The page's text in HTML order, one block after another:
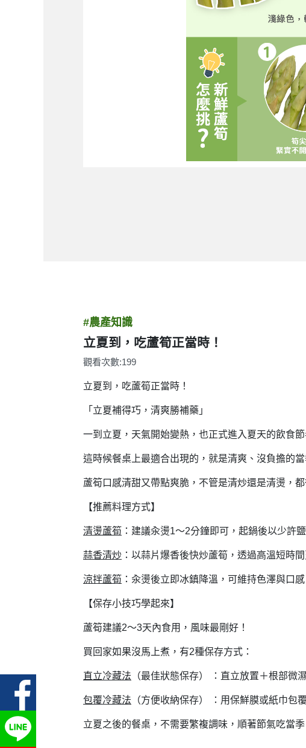
#農產知識
立夏到，吃蘆筍正當時！
觀看次數:199
立夏到，吃蘆筍正當時！
「立夏補得巧，清爽勝補藥」
一到立夏，天氣開始變熱，也正式進入夏天的飲食節
這時候餐桌上最適合出現的，就是清爽、沒負擔的
蘆筍口感清甜又帶點爽脆，不管是清炒還是清燙，
【推薦料理方式】
清燙蘆筍 ：建議汆燙1～2分鐘即可，起鍋後以少許
蒜香清炒 ：以蒜片爆香後快炒蘆筍，透過高溫短時
涼拌蘆筍 ：汆燙後立即冰鎮降溫，可維持色澤與口
【保存小技巧學起來】
蘆筍建議2～3天內食用，風味最剛好！
買回家如果沒馬上煮，有2種保存方式：
直立冷藏法 （最佳狀態保存） ：直立放置＋根部微
包覆冷藏法 （方便收納保存） ：用保鮮膜或紙巾包
立夏之後的餐桌，不需要繁複調味，順著節氣吃當